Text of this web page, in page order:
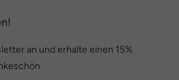
an und erhalte einen 15%